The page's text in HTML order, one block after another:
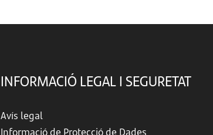
INFORMACIÓ LEGAL I SEGURETAT
Avís legal
Informació de Protecció de Dades